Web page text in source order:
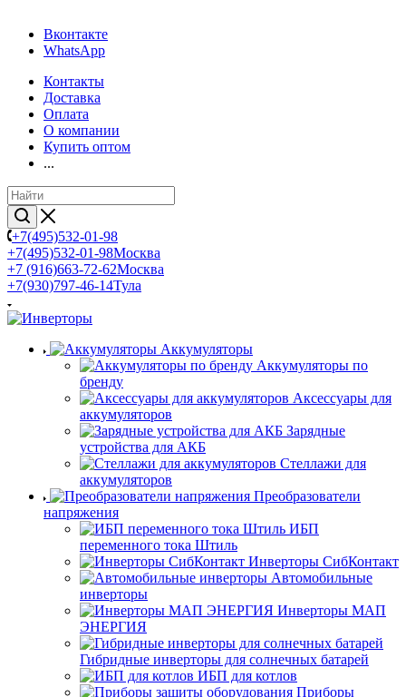
Вконтакте
WhatsApp
Контакты
Доставка
Оплата
О компании
Купить оптом
...
+7(495)532-01-98
+7(495)532-01-98Москва
+7 (916)663-72-62Москва
+7(930)797-46-14Тула
Аккумуляторы
Аккумуляторы по
бренду
Аксессуары для
аккумуляторов
Зарядные
устройства для АКБ
Стеллажи для
аккумуляторов
Преобразователи
напряжения
ИБП
переменного тока Штиль
Инверторы СибКонтакт
Автомобильные
инверторы
Инверторы МАП
ЭНЕРГИЯ
Гибридные инверторы для солнечных батарей
ИБП для котлов
Приборы